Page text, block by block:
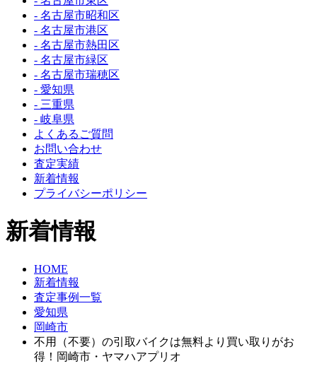
- 名古屋市昭和区
- 名古屋市港区
- 名古屋市熱田区
- 名古屋市緑区
- 名古屋市瑞穂区
- 愛知県
- 三重県
- 岐阜県
よくあるご質問
お問い合わせ
査定実績
新着情報
プライバシーポリシー
新着情報
HOME
新着情報
査定事例一覧
愛知県
岡崎市
不用（不要）の引取バイクは無料より買い取りがお
得！岡崎市・ヤマハアプリオ